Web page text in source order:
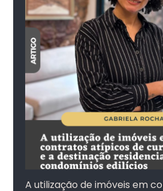
A utilização de imóveis em